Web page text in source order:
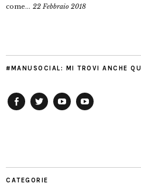
come... 22 Febbraio 2018
#MANUSOCIAL: MI TROVI ANCHE QUI
CATEGORIE